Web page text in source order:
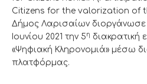
Citizens for the valorization of
Δήμος Λαρισαίων διοργάνωσε
Ιουνίου 2021 την 5η διακρατική
«Ψηφιακή Κληρονομιά» μέσω
πλατφόρμας.